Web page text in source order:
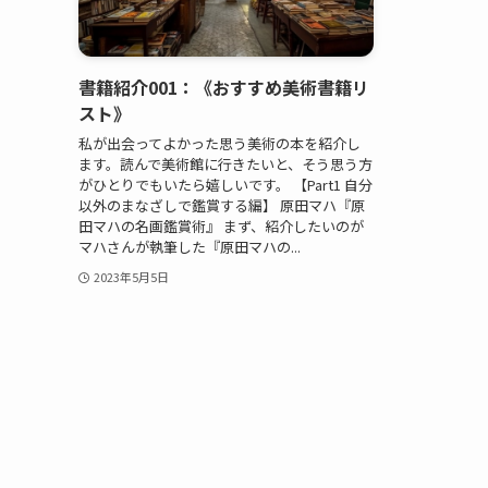
書籍紹介001：《おすすめ美術書籍リ
スト》
私が出会ってよかった思う美術の本を紹介し
ます。読んで美術館に行きたいと、そう思う方
がひとりでもいたら嬉しいです。 【Part1 自分
以外のまなざしで鑑賞する編】 原田マハ『原
田マハの名画鑑賞術』 まず、紹介したいのが
マハさんが執筆した『原田マハの...
2023年5月5日